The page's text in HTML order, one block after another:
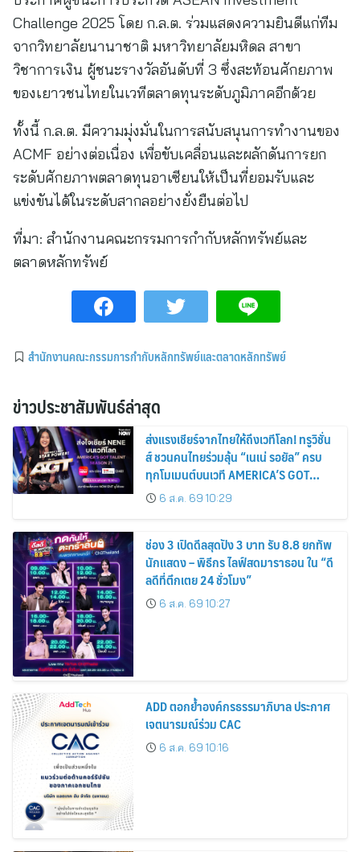
Challenge 2025 โดย ก.ล.ต. ร่วมแสดงความยินดีแก่ทีม
จากวิทยาลัยนานาชาติ มหาวิทยาลัยมหิดล สาขา
วิชาการเงิน ผู้ชนะรางวัลอันดับที่ 3 ซึ่งสะท้อนศักยภาพ
ของเยาวชนไทยในเวทีตลาดทุนระดับภูมิภาคอีกด้วย
ทั้งนี้ ก.ล.ต. มีความมุ่งมั่นในการสนับสนุนการทำงานของ
ACMF อย่างต่อเนื่อง เพื่อขับเคลื่อนและผลักดันการยก
ระดับศักยภาพตลาดทุนอาเซียนให้เป็นที่ยอมรับและ
แข่งขันได้ในระดับสากลอย่างยั่งยืนต่อไป
ที่มา: สำนักงานคณะกรรมการกำกับหลักทรัพย์และ
ตลาดหลักทรัพย์
สำนักงานคณะกรรมการกำกับหลักทรัพย์และตลาดหลักทรัพย์
ข่าวประชาสัมพันธ์ล่าสุด
ส่งแรงเชียร์จากไทยให้ถึงเวทีโลก! ทรูวิชั่น
ส์ ชวนคนไทยร่วมลุ้น “เนเน่ รอยัล” ครบ
ทุกโมเมนต์บนเวที AMERICA’S GOT
TALENT SEASON 21
6 ส.ค. 69 10:29
ช่อง 3 เปิดดีลสุดปัง 3 บาท รับ 8.8 ยกทัพ
นักแสดง – พิธีกร ไลฟ์สดมาราธอน ใน “ดี
ลดีที่ตึกเตย 24 ชั่วโมง”
6 ส.ค. 69 10:27
ADD ตอกย้ำองค์กรธรรมาภิบาล ประกาศ
เจตนารมณ์ร่วม CAC
6 ส.ค. 69 10:16